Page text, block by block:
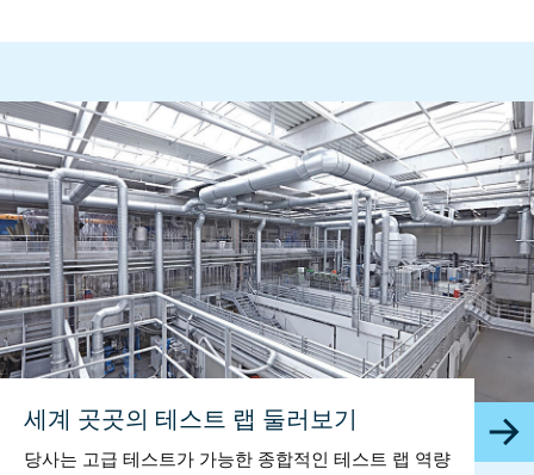
세계 곳곳의 테스트 랩 둘러보기
당사는 고급 테스트가 가능한 종합적인 테스트 랩 역량